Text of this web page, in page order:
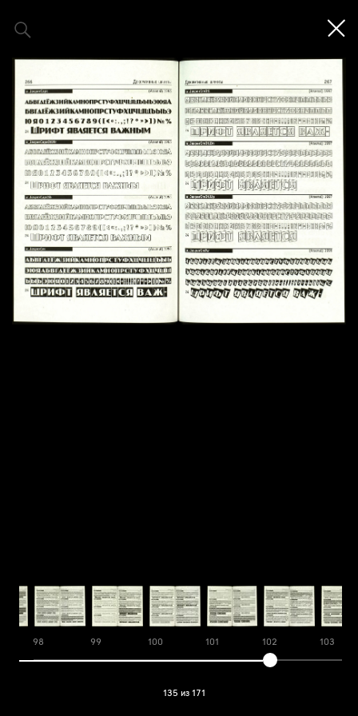
98 99 100 101 102 103
135 из 171